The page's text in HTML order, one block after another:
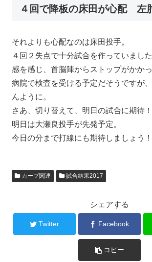
４回で降板の床田が心配 左
それよりも心配なのは床田投手。
４回２失点で十分試合を作っていまし
感を感じ、首脳陣からストップがかかっ
病院で検査を受ける予定だそうですが
んように。
さあ、切り替えて、明日の試合に期待！
明日は大瀬良投手が先発予定。
今日の分まで打線にも期待しましょう！
カープ関連 試合結果2017
シェアする
Twitter Facebook
コピー